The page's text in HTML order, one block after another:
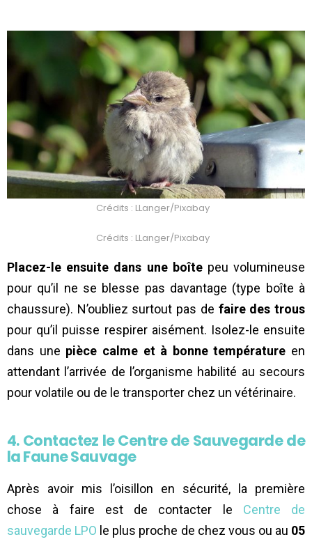
Crédits : LLanger/Pixabay
Crédits : LLanger/Pixabay
Placez-le ensuite dans une boîtepeu volumineuse
pour qu’il ne se blesse pas davantage (type boîte à
chaussure). N’oubliez surtout pas de faire des trous
pour qu’il puisse respirer aisément. Isolez-le ensuite
dans une pièce calme et à bonne température en
attendant l’arrivée de l’organisme habilité au secours
pour volatile ou de le transporter chez un vétérinaire.
4. Contactez le Centre de Sauvegarde de
la Faune Sauvage
Après avoir mis l’oisillon en sécurité, la première
chose à faire est de contacter le Centre de
sauvegarde LPO le plus proche de chez vous ou au 05